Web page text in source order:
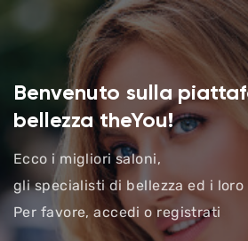
Benvenuto sulla
bellezza theYou!
Ecco i migliori saloni,
gli specialisti di bellezza ed i loro
Per favore, accedi o registrati